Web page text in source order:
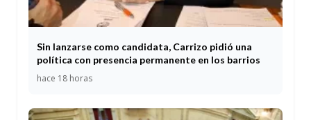
Sin lanzarse como candidata, Carrizo pidió una
política con presencia permanente en los barrios
hace 18 horas